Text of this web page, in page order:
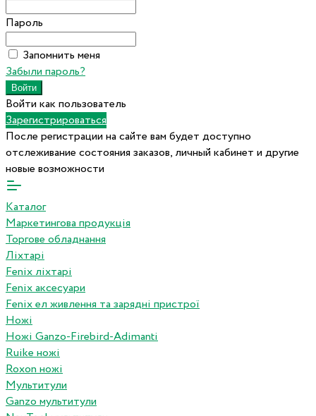
Пароль
Запомнить меня
Забыли пароль?
Войти как пользователь
Зарегистрироваться
После регистрации на сайте вам будет доступно
отслеживание состояния заказов, личный кабинет и другие
новые возможности
Каталог
Маркетингова продукція
Торгове обладнання
Ліхтарі
Fenix ліхтарі
Fenix аксесуари
Fenix ел живлення та зарядні пристрої
Ножі
Ножі Ganzo-Firebird-Adimanti
Ruike ножі
Roxon ножi
Мультитули
Ganzo мультитули